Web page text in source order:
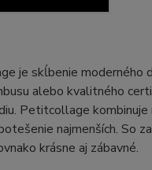
je skĺbenie
alebo kvalitného
Petitcollage
najmenších. So
krásne aj zábavné.